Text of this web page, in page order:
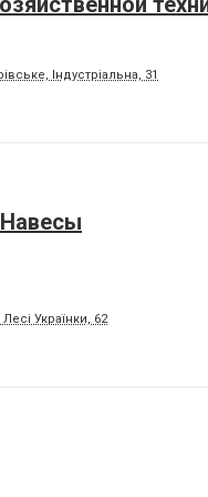
Індустріальна, 31
Українки, 62